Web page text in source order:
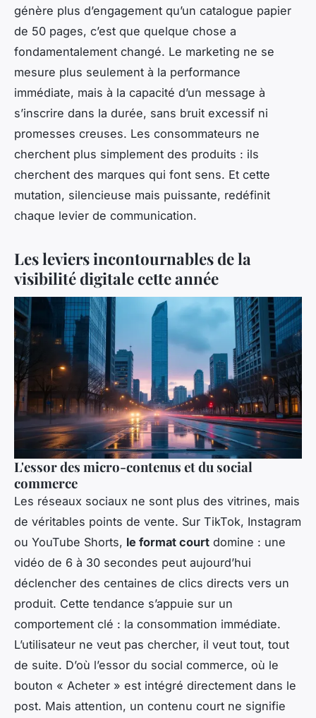
génère plus d’engagement qu’un catalogue papier
de 50 pages, c’est que quelque chose a
fondamentalement changé. Le marketing ne se
mesure plus seulement à la performance
immédiate, mais à la capacité d’un message à
s’inscrire dans la durée, sans bruit excessif ni
promesses creuses. Les consommateurs ne
cherchent plus simplement des produits : ils
cherchent des marques qui font sens. Et cette
mutation, silencieuse mais puissante, redéfinit
chaque levier de communication.
Les leviers incontournables de la
visibilité digitale cette année
L'essor des micro-contenus et du social
commerce
Les réseaux sociaux ne sont plus des vitrines, mais
de véritables points de vente. Sur TikTok, Instagram
ou YouTube Shorts, le format court domine : une
vidéo de 6 à 30 secondes peut aujourd’hui
déclencher des centaines de clics directs vers un
produit. Cette tendance s’appuie sur un
comportement clé : la consommation immédiate.
L’utilisateur ne veut pas chercher, il veut tout, tout
de suite. D’où l’essor du social commerce, où le
bouton « Acheter » est intégré directement dans le
post. Mais attention, un contenu court ne signifie